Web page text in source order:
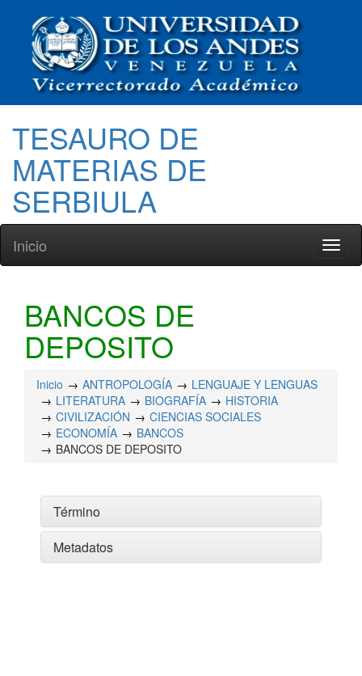
TESAURO DE
MATERIAS DE
SERBIULA
Inicio
BANCOS DE
DEPOSITO
Inicio ANTROPOLOGÍA
LENGUAJE Y LENGUAS
LITERATURA
BIOGRAFÍA
HISTORIA
CIVILIZACIÓN
CIENCIAS SOCIALES
ECONOMÍA
BANCOS
BANCOS DE DEPOSITO
Término
Metadatos